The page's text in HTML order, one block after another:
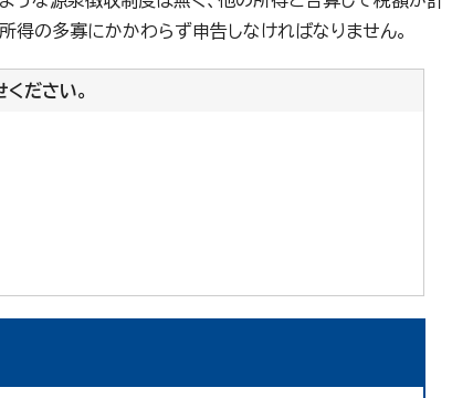
得の多寡にかかわらず申告しなければなりません。
ださい。